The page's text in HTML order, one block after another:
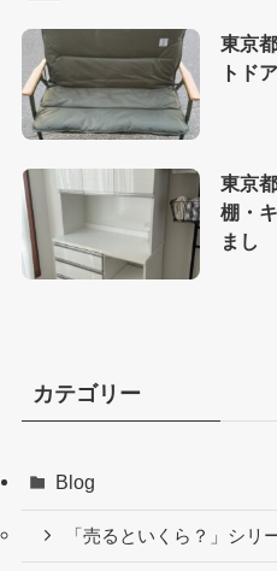
東京
トド
東京
棚・
まし
カテゴリー
Blog
「売るといくら？」シリ